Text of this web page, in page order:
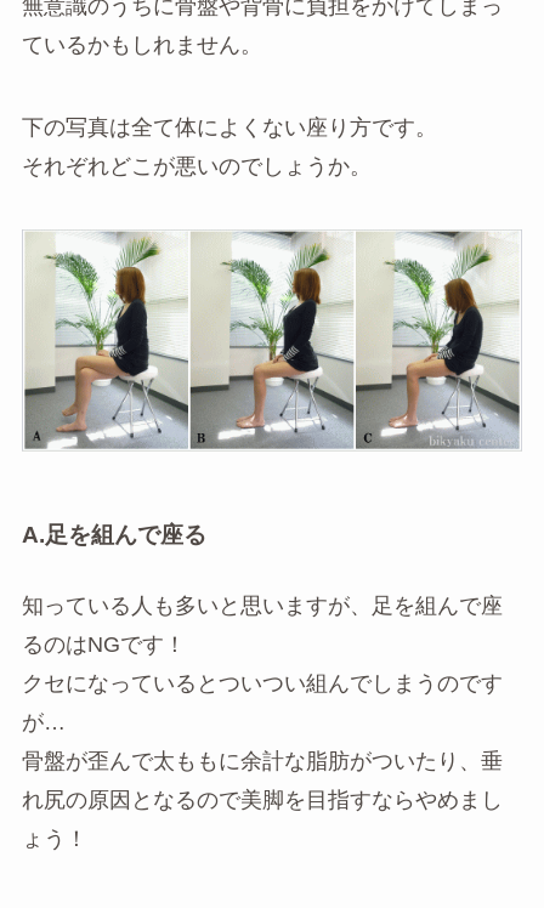
無意識のうちに骨盤や背骨に負担をかけてしまっ
ているかもしれません。
下の写真は全て体によくない座り方です。
それぞれどこが悪いのでしょうか。
A.足を組んで座る
知っている人も多いと思いますが、足を組んで座
るのはNGです！
クセになっているとついつい組んでしまうのです
が…
骨盤が歪んで太ももに余計な脂肪がついたり、垂
れ尻の原因となるので美脚を目指すならやめまし
ょう！